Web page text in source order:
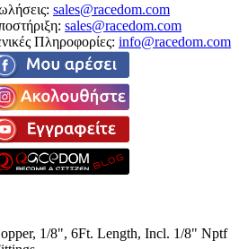
sales@racedom.com
sales@racedom.com
Πληροφορίες: info@racedom.com
1/8", 6Ft. Length, Incl. 1/8" Nptf